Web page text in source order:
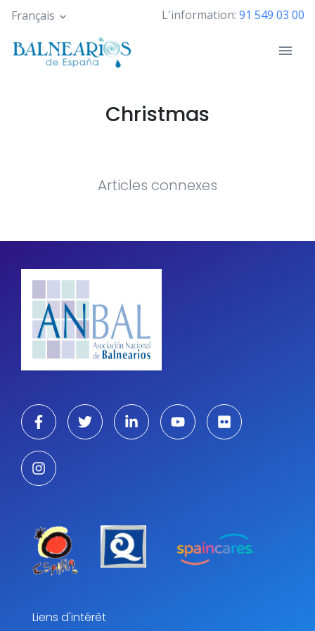
Skip
main
content
Français L'information: 91 549 03 00
Christmas
Articles connexes
Liens d'intérêt